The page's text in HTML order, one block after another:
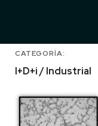
CATEGORÍA:
I+D+i / Industrial